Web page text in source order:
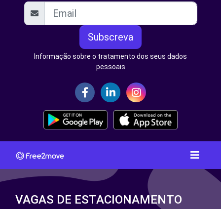
Subscreva
Informação sobre o tratamento dos seus dados
pessoais
VAGAS DE ESTACIONAMENTO